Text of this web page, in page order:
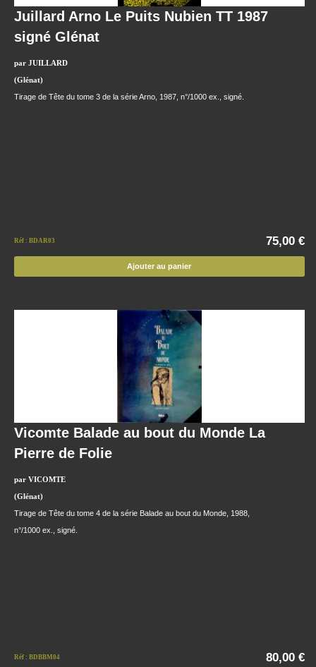
Juillard Arno Le Puits Nubien TT 1987
signé Glénat
par JUILLARD
(Glénat)
Tirage de Tête du tome 3 de la série Arno, 1987, n°/1000 ex., signé.
Réf : BDAR03 75,00 €
Ajouter au panier
Vicomte Balade au bout du Monde La
Pierre de Folie
par VICOMTE
(Glénat)
Tirage de Tête du tome 4 de la série Balade au bout du Monde, 1988,
n°/1000 ex., signé.
Réf : BDBBM04 80,00 €